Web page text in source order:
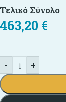
Τελικό Σύνολο
463,20 €
- +